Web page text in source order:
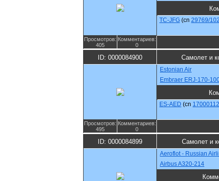
TC-JFG (cn 29769/
Просмотров:
405
Комментариев:
0
ID: 0000084900 Самолет и
Estonian Air
Embraer ERJ-170-
ES-AED (cn 17000112
Просмотров:
495
Комментариев:
0
ID: 0000084899 Самолет и
Aeroflot - Russian
Airbus A320-214